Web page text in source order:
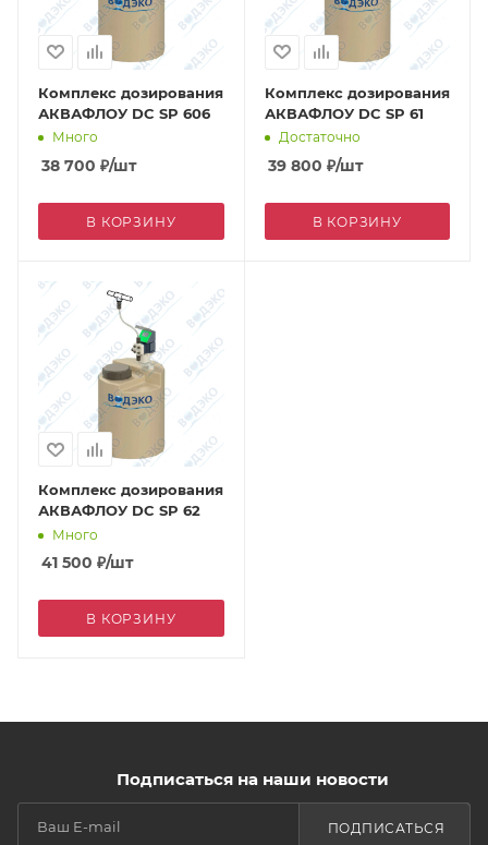
Комплекс дозирования
АКВАФЛОУ DC SP 606
Много
38 700 ₽/шт
В КОРЗИНУ
Комплекс дозирования
АКВАФЛОУ DC SP 61
Достаточно
39 800 ₽/шт
В КОРЗИНУ
Комплекс дозирования
АКВАФЛОУ DC SP 62
Много
41 500 ₽/шт
В КОРЗИНУ
Подписаться на наши новости
ПОДПИСАТЬСЯ